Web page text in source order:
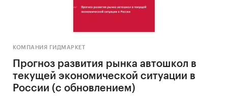
КОМПАНИЯ ГИДМАРКЕТ
Прогноз развития рынка автошкол в
текущей экономической ситуации в
России (с обновлением)